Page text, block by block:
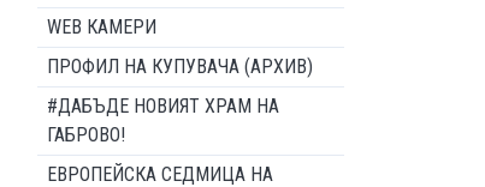
WEB КАМЕРИ
ПРОФИЛ НА КУПУВАЧА (АРХИВ)
#ДАБЪДЕ НОВИЯТ ХРАМ НА
ГАБРОВО!
ЕВРОПЕЙСКА СЕДМИЦА НА